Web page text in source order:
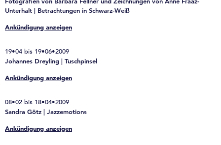
Unterhalt | Betrachtungen in Schwarz-Weiß
Ankündigung anzeigen
19•04 bis 19•06•2009
Johannes Dreyling | Tuschpinsel
Ankündigung anzeigen
08•02 bis 18•04•2009
Sandra Götz | Jazzemotions
Ankündigung anzeigen